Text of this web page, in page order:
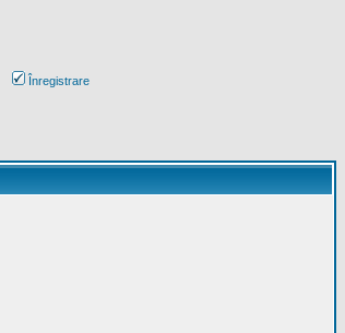
Înregistrare